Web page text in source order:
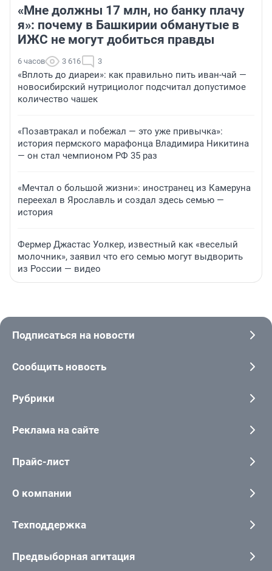
«Мне должны 17 млн, но банку плачу
я»: почему в Башкирии обманутые в
ИЖС не могут добиться правды
6 часов 3 616 3
«Вплоть до диареи»: как правильно пить иван-чай —
новосибирский нутрициолог подсчитал допустимое
количество чашек
«Позавтракал и побежал — это уже привычка»:
история пермского марафонца Владимира Никитина
— он стал чемпионом РФ 35 раз
«Мечтал о большой жизни»: иностранец из Камеруна
переехал в Ярославль и создал здесь семью —
история
Фермер Джастас Уолкер, известный как «веселый
молочник», заявил что его семью могут выдворить
из России — видео
Подписаться на новости
Сообщить новость
Рубрики
Реклама на сайте
Прайс-лист
О компании
Техподдержка
Предвыборная агитация